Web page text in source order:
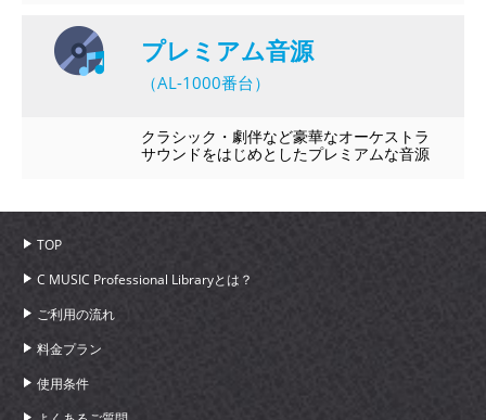
プレミアム音源
（AL-1000番台）
クラシック・劇伴など豪華なオーケストラ
サウンドをはじめとしたプレミアムな音源
TOP
C MUSIC Professional Libraryとは？
ご利用の流れ
料金プラン
使用条件